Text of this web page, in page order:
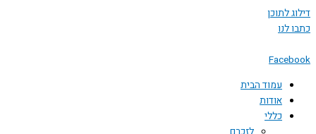
לתוכן
לנו
עמוד הבית
אודות
כללי